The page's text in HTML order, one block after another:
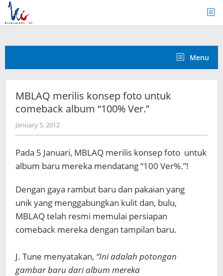
Skip
content
Menu
MBLAQ merilis konsep foto untuk
comeback album “100% Ver.”
January 5, 2012by
Koreanindo
Pada 5 Januari, MBLAQ merilis konsep foto untuk
album baru mereka mendatang “100 Ver%.”!
Dengan gaya rambut baru dan pakaian yang
unik yang menggabungkan kulit dan, bulu,
MBLAQ telah resmi memulai persiapan
comeback mereka dengan tampilan baru.
J. Tune menyatakan, “Ini adalah potongan
gambar baru dari album mereka